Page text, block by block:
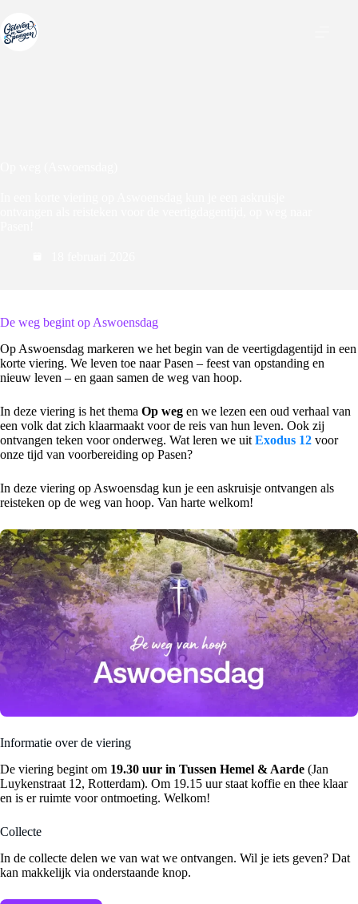
naar
de
De weg begint op Aswoensdag
Op Aswoensdag markeren we het begin van de veertigdagentijd in een
korte viering. We leven toe naar Pasen – feest van opstanding en
nieuw leven – en gaan samen de weg van hoop.
In deze viering is het thema Op weg en we lezen een oud verhaal van
een volk dat zich klaarmaakt voor de reis van hun leven. Ook zij
ontvangen teken voor onderweg. Wat leren we uit Exodus 12 voor
onze tijd van voorbereiding op Pasen?
In deze viering op Aswoensdag kun je een askruisje ontvangen als
reisteken op de weg van hoop. Van harte welkom!
Informatie over de viering
De viering begint om 19.30 uur in Tussen Hemel & Aarde (Jan
Luykenstraat 12, Rotterdam). Om 19.15 uur staat koffie en thee klaar
en is er ruimte voor ontmoeting. Welkom!
Collecte
In de collecte delen we van wat we ontvangen. Wil je iets geven? Dat
kan makkelijk via onderstaande knop.